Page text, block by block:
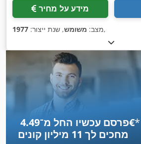
מידע על מחיר
מצב: משומש, שנת ייצור: 1977 ,
פרסם עכשיו החל מ־‏4.49 ‏€*
מחכים לך 11 מיליון קונים